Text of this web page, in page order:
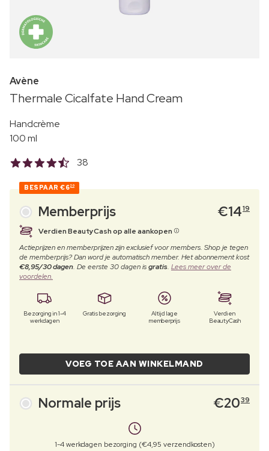
Avène
Thermale Cicalfate Hand Cream
Handcrème
100 ml
38
BESPAAR €620
Memberprijs €1419
Verdien BeautyCash op alle aankopen
Actieprijzen en memberprijzen zijn exclusief voor members. Shop je tegen
de memberprijs? Dan word je automatisch member. Het abonnement kost
€8,95/30 dagen. De eerste 30 dagen isgratis. Lees meer over de
voordelen.
Bezorging in 1-4
werkdagen
Gratis bezorging
Altijd lage
memberprijs
Verdien
BeautyCash
VOEG TOE AAN WINKELMAND
Normale prijs €2039
1-4 werkdagen bezorging (€4,95 verzendkosten)